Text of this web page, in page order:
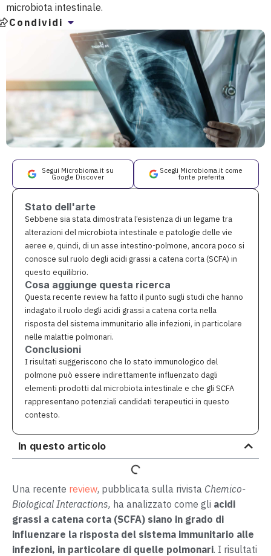
microbiota intestinale.
Condividi
Segui Microbioma.it su
Google Discover
Scegli Microbioma.it come
fonte preferita
Stato dell'arte
Sebbene sia stata dimostrata l’esistenza di un legame tra
alterazioni del microbiota intestinale e patologie delle vie
aeree e, quindi, di un asse intestino-polmone, ancora poco si
conosce sul ruolo degli acidi grassi a catena corta (SCFA) in
questo equilibrio.
Cosa aggiunge questa ricerca
Questa recente review ha fatto il punto sugli studi che hanno
indagato il ruolo degli acidi grassi a catena corta nella
risposta del sistema immunitario alle infezioni, in particolare
nelle malattie polmonari.
Conclusioni
I risultati suggeriscono che lo stato immunologico del
polmone può essere indirettamente influenzato dagli
elementi prodotti dal microbiota intestinale e che gli SCFA
rappresentano potenziali candidati terapeutici in questo
contesto.
In questo articolo
Una recente review, pubblicata sulla rivista Chemico-
Biological Interactions, ha analizzato come gli acidi
grassi a catena corta (SCFA) siano in grado di
influenzare la risposta del sistema immunitario alle
infezioni, in particolare di quelle polmonari. I risultati